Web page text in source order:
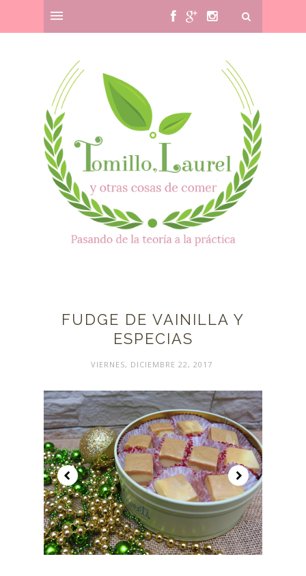
FUDGE DE VAINILLA Y
ESPECIAS
VIERNES, DICIEMBRE 22, 2017